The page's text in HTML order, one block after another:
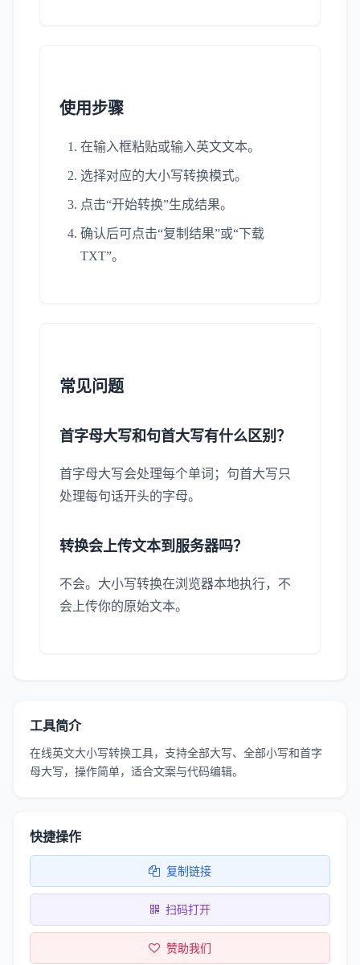
使用步骤
在输入框粘贴或输入英文文本。
选择对应的大小写转换模式。
点击“开始转换”生成结果。
确认后可点击“复制结果”或“下载
TXT”。
常见问题
首字母大写和句首大写有什么区别？
首字母大写会处理每个单词；句首大写只
处理每句话开头的字母。
转换会上传文本到服务器吗？
不会。大小写转换在浏览器本地执行，不
会上传你的原始文本。
工具简介
在线英文大小写转换工具，支持全部大写、全部小写和首字
母大写，操作简单，适合文案与代码编辑。
快捷操作
复制链接
扫码打开
赞助我们